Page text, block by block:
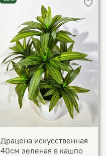
Драцена искусственная
40см зеленая в кашпо